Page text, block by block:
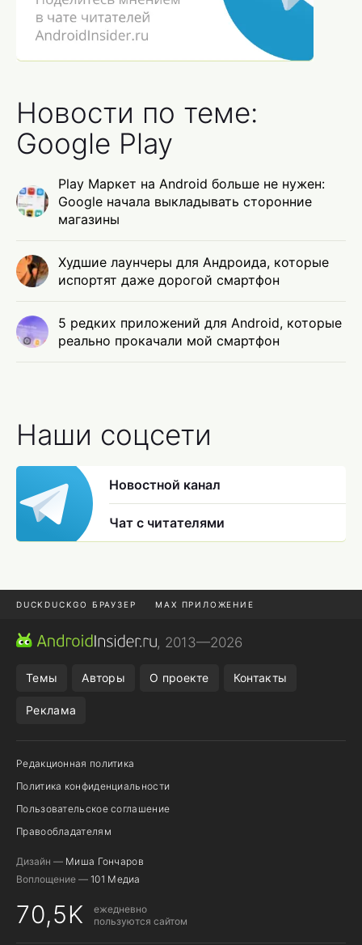
Новости по теме:
Google Play
Play Маркет на Android больше не нужен:
Google начала выкладывать сторонние
магазины
Худшие лаунчеры для Андроида, которые
испортят даже дорогой смартфон
5 редких приложений для Android, которые
реально прокачали мой смартфон
Наши соцсети
Новостной канал
Чат с читателями
DUCKDUCKGO БРАУЗЕР MAX ПРИЛОЖЕНИЕ
ПРИЛОЖЕНИЯ ANDROID
, 2013—2026
Темы Авторы О проекте Контакты
Реклама
Редакционная политика
Политика конфиденциальности
Пользовательское соглашение
Правообладателям
Дизайн — Миша Гончаров
Воплощение — 101 Медиа
70,5K
ежедневно
пользуются сайтом